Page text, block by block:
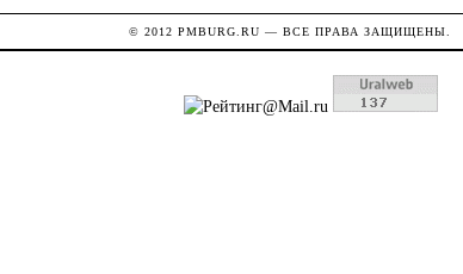
© 2012 PMBURG.RU — ВСЕ ПРАВА ЗАЩИЩЕНЫ.